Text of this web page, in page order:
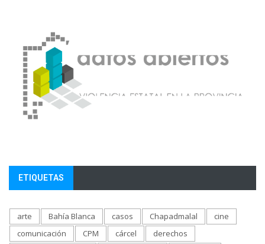
ETIQUETAS
arte Bahía Blanca casos Chapadmalal
cine
comunicación
CPM cárcel
derechos